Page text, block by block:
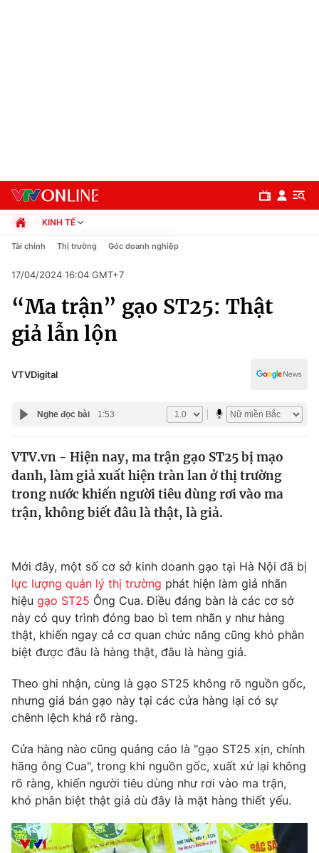
Chuyên mục
Chính trị
Pháp luật
Thế giới
Tin tức
Câu chuyện quốc tế
Tài chính
Thị trường
Góc doanh nghiệp
Dữ liệu và đời sống
Truyền hình
Phim VTV
Nhân vật
Khán giả
Giải sao mai
Giải trí
Điện ảnh
Âm nhạc
Sao
Đời sống
Du lịch
Làm đẹp
Chất lượng cuộc sống
Tuyển sinh
Học trực tuyến
Công nghệ
Hitech Công nghệ tương lai
Sản phẩm
Giao lưu trực tuyến
KINH TẾ
Chính trị
Pháp luật
Kinh tế
Thể thao
Truyền hình
Y tế
Công nghệ
Tài chính Thị trường Góc doanh nghiệp
17/04/2024 16:04 GMT+7
“Ma trận” gạo ST25: Thật
giả lẫn lộn
VTVDigital
Nghe đọc bài 1:53
VTV.vn - Hiện nay, ma trận gạo ST25 bị mạo
danh, làm giả xuất hiện tràn lan ở thị trường
trong nước khiến người tiêu dùng rơi vào ma
trận, không biết đâu là thật, là giả.
Mới đây, một số cơ sở kinh doanh gạo tại Hà Nội đã bị
lực lượng quản lý thị trường phát hiện làm giả nhãn
hiệu gạo ST25 Ông Cua. Điều đáng bàn là các cơ sở
này có quy trình đóng bao bì tem nhãn y như hàng
thật, khiến ngay cả cơ quan chức năng cũng khó phân
biệt được đâu là hàng thật, đâu là hàng giả.
Theo ghi nhận, cùng là gạo ST25 không rõ nguồn gốc,
nhưng giá bán gạo này tại các cửa hàng lại có sự
chênh lệch khá rõ ràng.
Cửa hàng nào cũng quảng cáo là "gạo ST25 xịn, chính
hãng ông Cua", trong khi nguồn gốc, xuất xứ lại không
rõ ràng, khiến người tiêu dùng như rơi vào ma trận,
khó phân biệt thật giả dù đây là mặt hàng thiết yếu.